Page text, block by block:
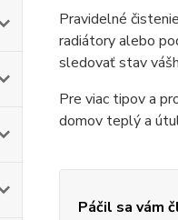
Pravidelné
radiátory alebo
sledovať stav
Pre viac tipov a
domov teplý a
Páčil sa vám